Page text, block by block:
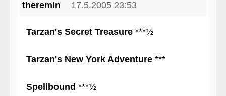
theremin 17.5.2005 23:53
Tarzan's Secret Treasure***½
Tarzan's New York Adventure***
Spellbound ***½